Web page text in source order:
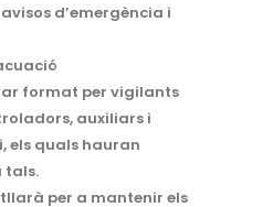
d’emergència i
format per vigilants
auxiliars i
els quals hauran
tals.
per a mantenir els